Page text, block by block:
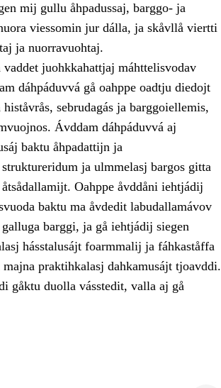
mij gullu åhpadussaj, barggo- ja
viessomin jur dálla, ja skåvllå viertti
ja nuorravuohtaj.
juohkkahattjaj máhttelisvodav
dáhpáduvvá gå oahppe oadtju diedojt
sebrudagás ja barggoiellemis,
Ávddam dáhpáduvvá aj
baktu åhpadattijn ja
ja ulmmelasj bargos gitta
Oahppe åvddåni iehtjádij
baktu ma åvdedit labudallamávov
barggi, ja gå iehtjádij siegen
hásstalusájt foarmmalij ja fáhkaståffa
praktihkalasj dahkamusájt tjoavddi.
gåktu duolla vásstedit, valla aj gå